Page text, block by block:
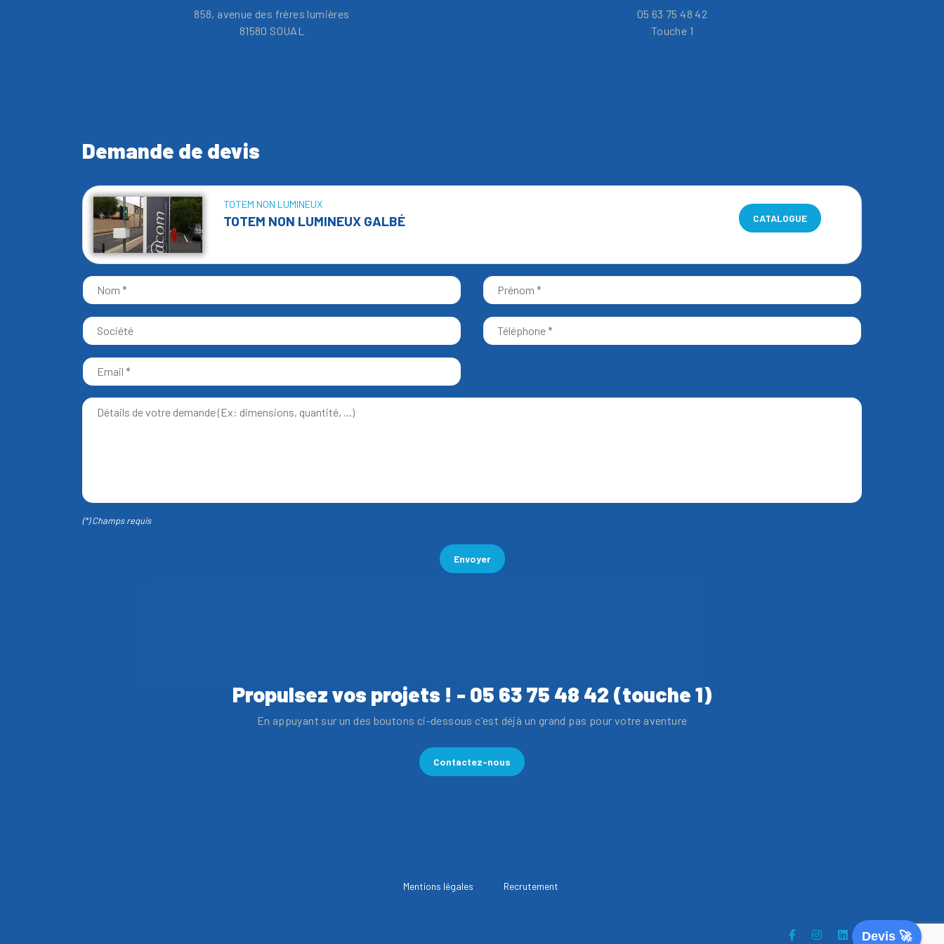
858, avenue des frères lumières
81580 SOUAL
05 63 75 48 42
Touche 1
Demande de devis
TOTEM NON LUMINEUX
TOTEM NON LUMINEUX GALBÉ CATALOGUE
(*) Champs requis
Envoyer
Propulsez vos projets ! - 05 63 75 48 42 (touche 1)
En appuyant sur un des boutons ci-dessous c'est déjà un grand pas pour votre aventure
Contactez-nous
Mentions légales Recrutement
Devis 🚀